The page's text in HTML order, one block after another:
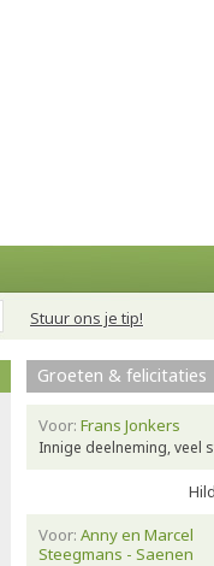
Stuur ons je tip!
Groeten & felicitaties
Voor: Frans Jonkers
Innige deelneming, veel
Voor: Anny en Marcel
Steegmans - Saenen